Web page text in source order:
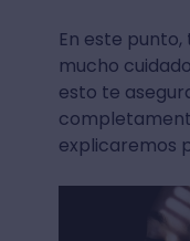
En este
mucho
esto te
explicaremos